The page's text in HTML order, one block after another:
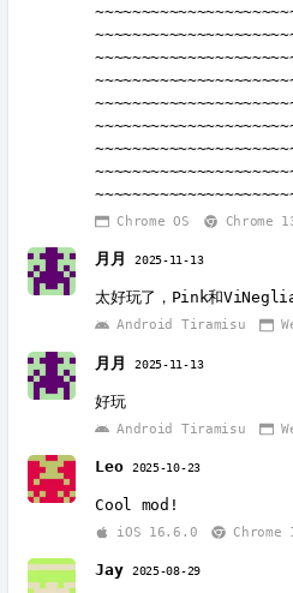
Chrome OS Chrome
月月 2025-11-13
太好玩了，Pink和ViNeglia
Android Tiramisu
月月 2025-11-13
好玩
Android Tiramisu
Leo 2025-10-23
Cool mod!
iOS 16.6.0 Chrome
Jay 2025-08-29